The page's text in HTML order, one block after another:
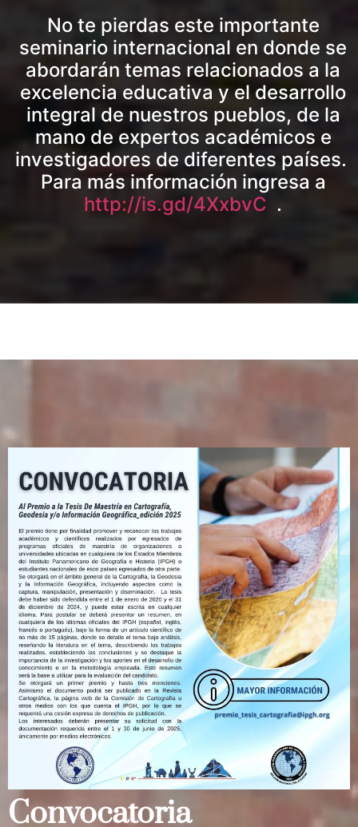
No te pierdas este importante
seminario internacional en donde se
abordarán temas relacionados a la
excelencia educativa y el desarrollo
integral de nuestros pueblos, de la
mano de expertos académicos e
investigadores de diferentes países.
Para más información ingresa a
http://is.gd/4XxbvC .
Convocatoria